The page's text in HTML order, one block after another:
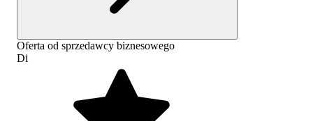
Oferta od sprzedawcy biznesowego
Di